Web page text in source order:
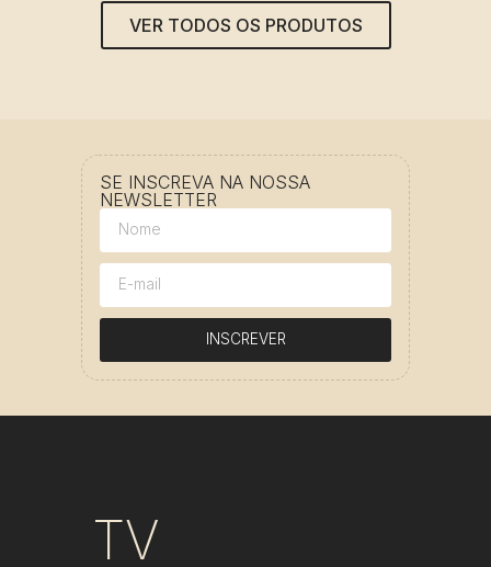
VER TODOS OS PRODUTOS
SE INSCREVA NA NOSSA
NEWSLETTER
INSCREVER
TV